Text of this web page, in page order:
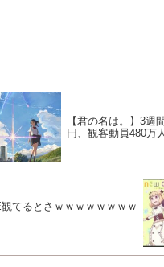
【君の名は。】3週
円、観客動員480万
てるとさｗｗｗｗｗｗｗｗ